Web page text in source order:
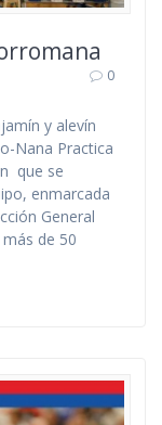
0
y alevín
Nana Practica
que se
enmarcada
General
de 50